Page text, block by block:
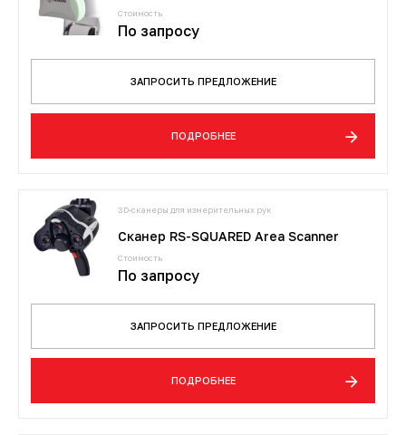
Стоимость
По запросу
ЗАПРОСИТЬ ПРЕДЛОЖЕНИЕ
ПОДРОБНЕЕ
3D-сканеры для измерительных рук
Сканер RS-SQUARED Area Scanner
Стоимость
По запросу
ЗАПРОСИТЬ ПРЕДЛОЖЕНИЕ
ПОДРОБНЕЕ